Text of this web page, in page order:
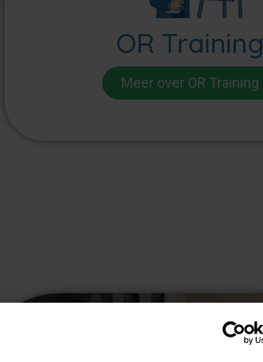
OR Training
Meer over OR Training​